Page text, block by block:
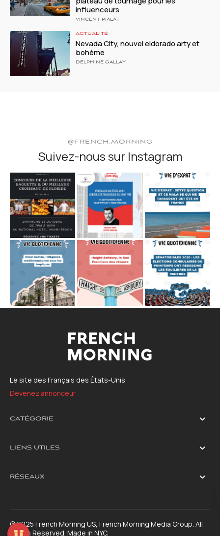
influenceurs
VINCENT PIALAT
ACTUALITÉ
Nevada City, nouvel eldorado arty et
bohème
DELPHINE GALLAY
@FRENCH.MORNING
Suivez-nous sur Instagram
Le site des Français des États-Unis
Devenez annonceur
CATÉGORIE
LIENS UTILES
RÉSEAUX
© 2025 French Morning US, French Morning Media Group. All
Rights Reserved. Made in NYC.